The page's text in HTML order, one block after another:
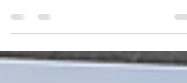
9月24日、Long Vacation Resortにて、Cyrus香
みながら、しかも送迎無料というVIP待遇でのサ
セットライブには多くのお客様がご来場いただき